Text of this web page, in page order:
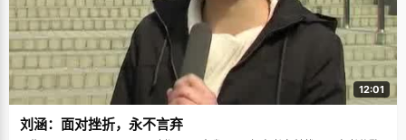
12:01
刘涵：面对挫折，永不言弃